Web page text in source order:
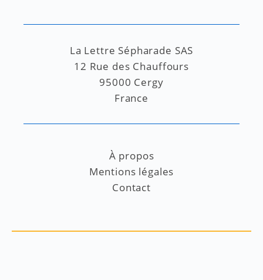
La Lettre Sépharade SAS
12 Rue des Chauffours
95000 Cergy
France
À propos
Mentions légales
Contact